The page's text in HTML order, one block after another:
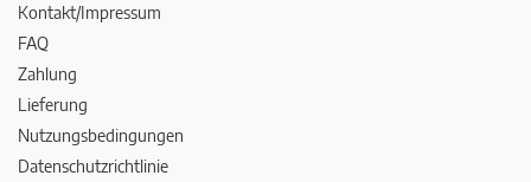
Kontakt/Impressum
FAQ
Zahlung
Lieferung
Nutzungsbedingungen
Datenschutzrichtlinie